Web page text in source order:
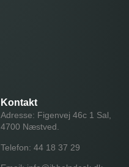
Kontakt
Adresse: Figenvej 46c 1 Sal,
4700 Næstved.
Telefon: 44 18 37 29